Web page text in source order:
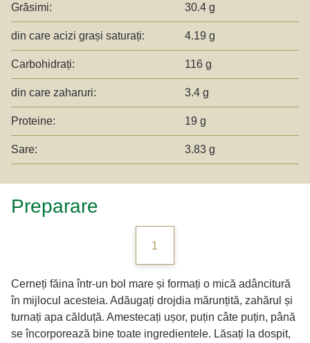
Grăsimi: 30.4 g
din care acizi grași saturați: 4.19 g
Carbohidrați: 116 g
din care zaharuri: 3.4 g
Proteine: 19 g
Sare: 3.83 g
Preparare
1
Cerneți făina într-un bol mare și formați o mică adâncitură
în mijlocul acesteia. Adăugați drojdia mărunțită, zahărul și
turnați apa călduță. Amestecați ușor, puțin câte puțin, până
se încorporează bine toate ingredientele. Lăsați la dospit,